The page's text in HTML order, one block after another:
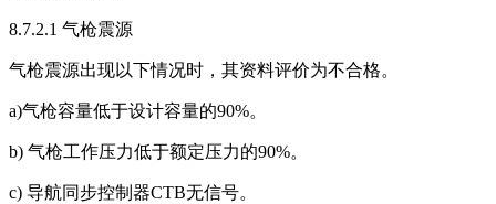
8.7.2.1 气枪震源
气枪震源出现以下情况时，其资料评价为不合格。
a)气枪容量低于设计容量的90%。
b) 气枪工作压力低于额定压力的90%。
c) 导航同步控制器CTB无信号。